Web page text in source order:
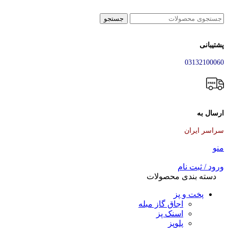
جستجو
پشتیبانی
03132100060
ارسال به
سراسر ایران
منو
ورود / ثبت نام
دسته بندی محصولات
پخت و پز
اجاق گاز مبله
اسنک پز
پلوپز